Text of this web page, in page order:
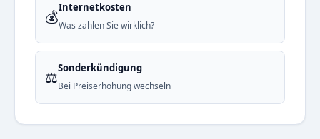
💰Internetkosten
Was zahlen Sie wirklich?
⚖️Sonderkündigung
Bei Preiserhöhung wechseln